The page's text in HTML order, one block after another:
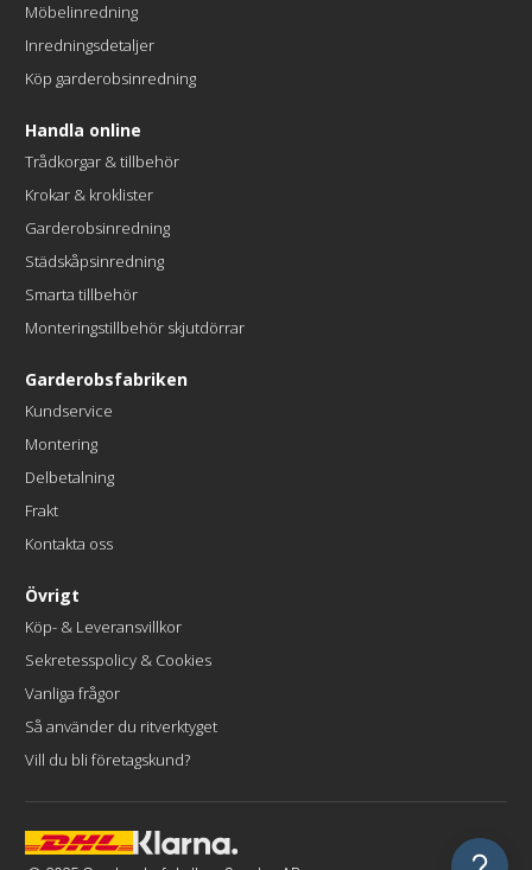
Möbelinredning
Inredningsdetaljer
Köp garderobsinredning
Handla online
Trådkorgar & tillbehör
Krokar & kroklister
Garderobsinredning
Städskåpsinredning
Smarta tillbehör
Monteringstillbehör skjutdörrar
Garderobsfabriken
Kundservice
Montering
Delbetalning
Frakt
Kontakta oss
Övrigt
Köp- & Leveransvillkor
Sekretesspolicy & Cookies
Vanliga frågor
Så använder du ritverktyget
Vill du bli företagskund?